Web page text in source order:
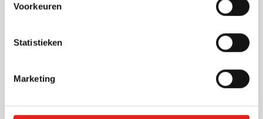
Voorkeuren
Statistieken
Marketing
Normale prijsSpeciale prijs
5,57
Picknickkleed Vesper | Fleece |
Bekijk